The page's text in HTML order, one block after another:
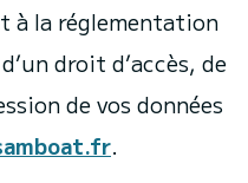
à la réglementation
droit d’accès, de
de vos données
.